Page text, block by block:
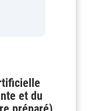
et du